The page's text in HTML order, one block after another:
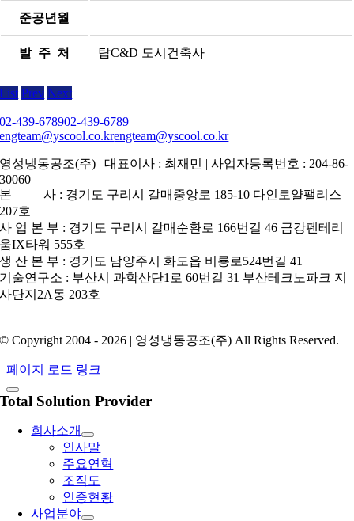
준공년월
발 주 처 탑C&D 도시건축사
List Prev Next
02-439-678902-439-6789
engteam@yscool.co.krengteam@yscool.co.kr
영성냉동공조(주) | 대표이사 : 최재민 | 사업자등록번호 : 204-86-
30060
본 사 : 경기도 구리시 갈매중앙로 185-10 다인로얄팰리스
207호
사 업 본 부 : 경기도 구리시 갈매순환로 166번길 46 금강펜테리
움IX타워 555호
생 산 본 부 : 경기도 남양주시 화도읍 비룡로524번길 41
기술연구소 : 부산시 과학산단1로 60번길 31 부산테크노파크 지
사단지2A동 203호
© Copyright 2004 - 2026 | 영성냉동공조(주) All Rights Reserved.
페이지 로드 링크
Total Solution Provider
회사소개
인사말
주요연혁
조직도
인증현황
사업분야